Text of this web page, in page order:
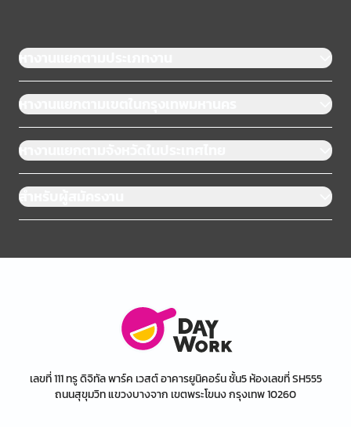
หางานแยกตามประเภทงาน
หางานแยกตามเขตในกรุงเทพมหานคร
หางานแยกตามจังหวัดในประเทศไทย
สำหรับผู้สมัครงาน
เลขที่ 111 ทรู ดิจิทัล พาร์ค เวสต์ อาคารยูนิคอร์น ชั้น5 ห้องเลขที่ SH555
ถนนสุขุมวิท แขวงบางจาก เขตพระโขนง กรุงเทพ 10260